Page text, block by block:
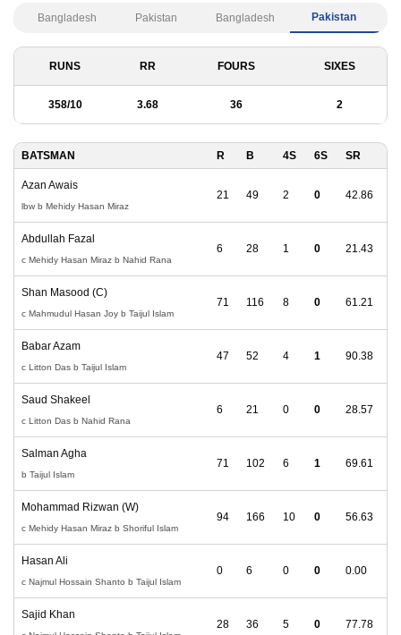
Bangladesh Pakistan Bangladesh Pakistan
RUNS RR FOURS SIXES
358/10 3.68 36 2
BATSMAN R B 4S 6S SR
Azan Awais
lbw b Mehidy Hasan Miraz
21 49 2 0 42.86
Abdullah Fazal
c Mehidy Hasan Miraz b Nahid Rana
6 28 1 0 21.43
Shan Masood (C)
c Mahmudul Hasan Joy b Taijul Islam
71 116 8 0 61.21
Babar Azam
c Litton Das b Taijul Islam
47 52 4 1 90.38
Saud Shakeel
c Litton Das b Nahid Rana
6 21 0 0 28.57
Salman Agha
b Taijul Islam
71 102 6 1 69.61
Mohammad Rizwan (W)
c Mehidy Hasan Miraz b Shoriful Islam
94 166 10 0 56.63
Hasan Ali
c Najmul Hossain Shanto b Taijul Islam
0 6 0 0 0.00
Sajid Khan
28 36 5 0 77.78